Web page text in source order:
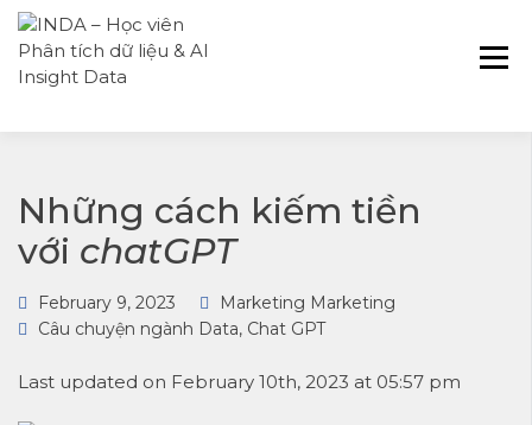
liệu & AI chuyên sâu cho ngành ngân
hàng – bảo hiểm – chứng khoán và
Những cách kiếm tiền
với chatGPT
February 9, 2023
Marketing Marketing
Câu chuyện ngành Data, Chat GPT
Last updated on February 10th, 2023 at 05:57 pm